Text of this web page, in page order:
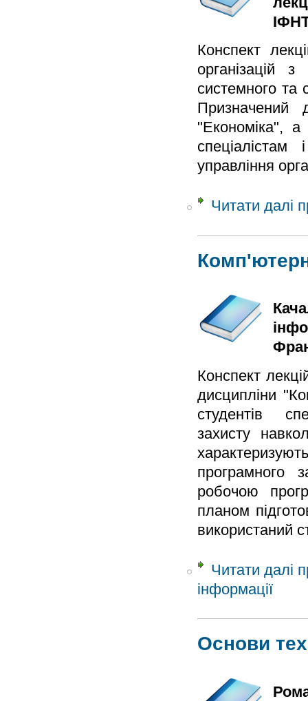
Конспект
організацій
системного та
Призначений
"Економіка", а
управління
Читати далі
Конспект
дисципліни
студентів
захисту
програмного
робочою
планом
використаний
Читати далі
інформації
Основи